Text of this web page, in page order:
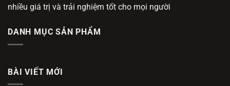
nhiều giá trị và trải nghiệm tốt cho mọi người
DANH MỤC SẢN PHẨM
BÀI VIẾT MỚI